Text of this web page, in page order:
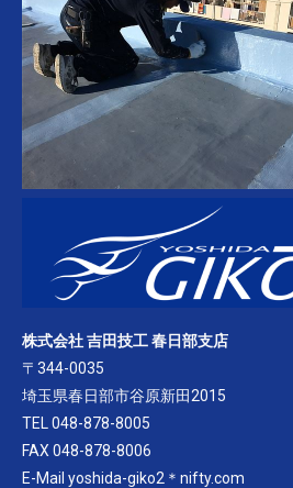
株式会社 吉田技工 春日部支店
〒344-0035
埼玉県春日部市谷原新田2015
TEL 048-878-8005
FAX 048-878-8006
E-Mail yoshida-giko2＊nifty.com